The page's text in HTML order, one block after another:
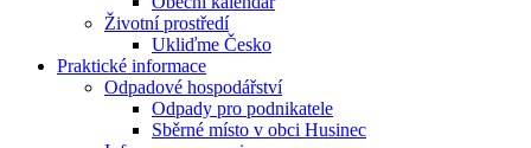
Životní prostředí
Ukliďme Česko
Praktické informace
Odpadové hospodářství
Odpady pro podnikatele
Sběrné místo v obci Husinec